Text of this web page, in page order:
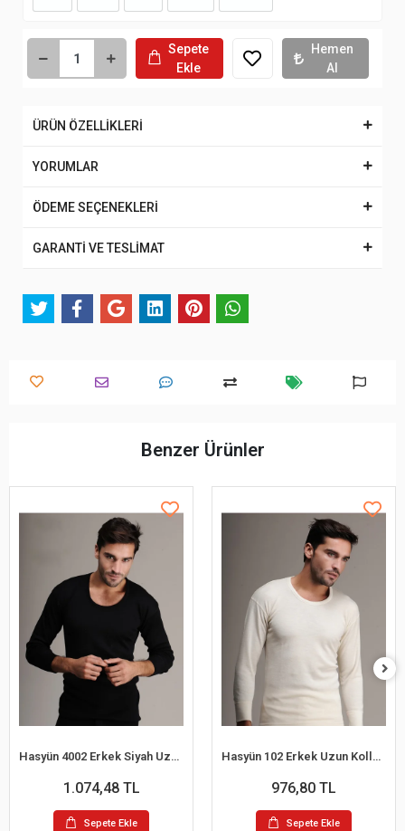
Sepete
Ekle
Hemen
Al
ÜRÜN ÖZELLİKLERİ
YORUMLAR
ÖDEME SEÇENEKLERİ
GARANTİ VE TESLİMAT
Benzer Ürünler
Hasyün 4002 Erkek Siyah Uzun Kollu Yün Fanila
1.074,48 TL
Sepete Ekle
Hasyün 102 Erkek Uzun Kollu Yün Fanila
976,80 TL
Sepete Ekle